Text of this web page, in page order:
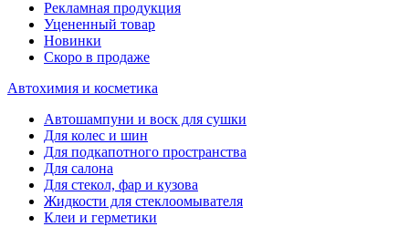
Рекламная продукция
Уцененный товар
Новинки
Скоро в продаже
Автохимия и косметика
Автошампуни и воск для сушки
Для колес и шин
Для подкапотного пространства
Для салона
Для стекол, фар и кузова
Жидкости для стеклоомывателя
Клеи и герметики